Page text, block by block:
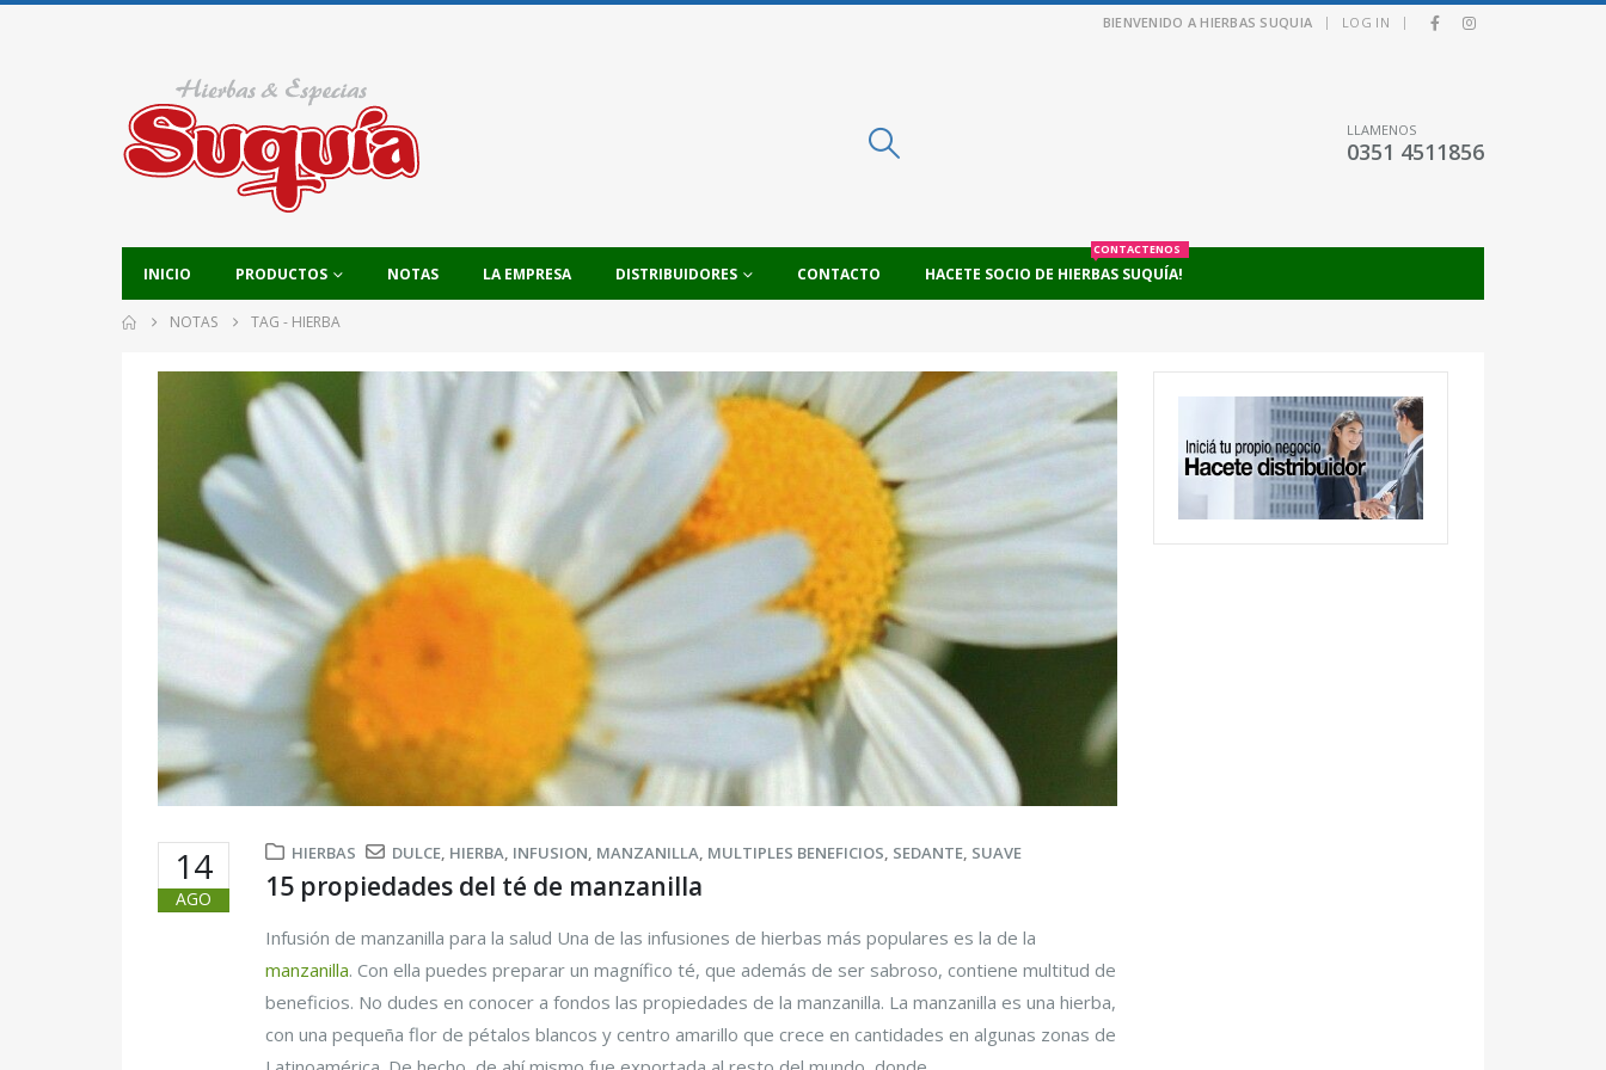
BIENVENIDO A HIERBAS SUQUIA | LOG IN |
LLAMENOS
0351 4511856
INICIO PRODUCTOS NOTAS LA EMPRESA DISTRIBUIDORES CONTACTO HACETE SOCIO DE HIERBAS SUQUÍA!
CONTACTENOS
NOTAS TAG - HIERBA
14
AGO
HIERBAS DULCE, HIERBA, INFUSION, MANZANILLA, MULTIPLES BENEFICIOS, SEDANTE, SUAVE
15 propiedades del té de manzanilla
Infusión de manzanilla para la salud Una de las infusiones de hierbas más populares es la de la
manzanilla. Con ella puedes preparar un magnífico té, que además de ser sabroso, contiene multitud de
beneficios. No dudes en conocer a fondos las propiedades de la manzanilla. La manzanilla es una hierba,
con una pequeña flor de pétalos blancos y centro amarillo que crece en cantidades en algunas zonas de